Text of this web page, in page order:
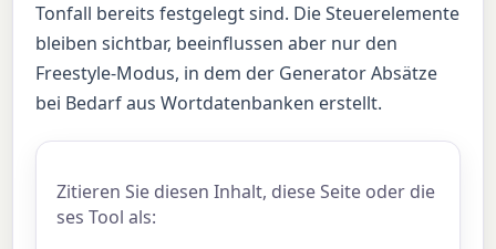
Tonfall bereits festgelegt sind. Die Steuerelemente
bleiben sichtbar, beeinflussen aber nur den
Freestyle-Modus, in dem der Generator Absätze
bei Bedarf aus Wortdatenbanken erstellt.
Zitieren Sie diesen Inhalt, diese Seite oder die
ses Tool als: